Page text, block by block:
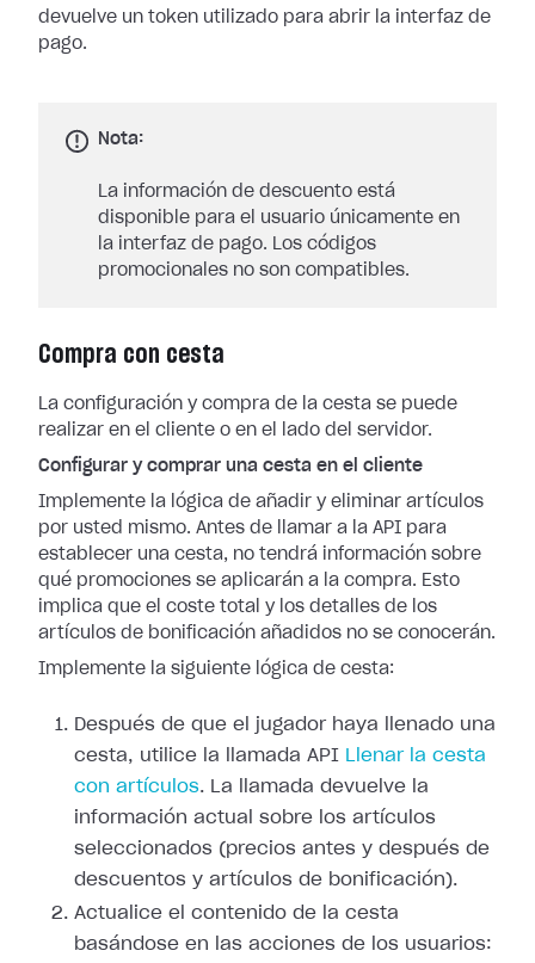
devuelve un token utilizado para abrir la interfaz de
pago.
Nota:
La información de descuento está
disponible para el usuario únicamente en
la interfaz de pago. Los códigos
promocionales no son compatibles.
Compra con cesta
La configuración y compra de la cesta se puede
realizar en el cliente o en el lado del servidor.
Configurar y comprar una cesta en el cliente
Implemente la lógica de añadir y eliminar artículos
por usted mismo. Antes de llamar a la API para
establecer una cesta, no tendrá información sobre
qué promociones se aplicarán a la compra. Esto
implica que el coste total y los detalles de los
artículos de bonificación añadidos no se conocerán.
Implemente la siguiente lógica de cesta:
Después de que el jugador haya llenado una
cesta, utilice la llamada API Llenar la cesta
con artículos. La llamada devuelve la
información actual sobre los artículos
seleccionados (precios antes y después de
descuentos y artículos de bonificación).
Actualice el contenido de la cesta
basándose en las acciones de los usuarios: